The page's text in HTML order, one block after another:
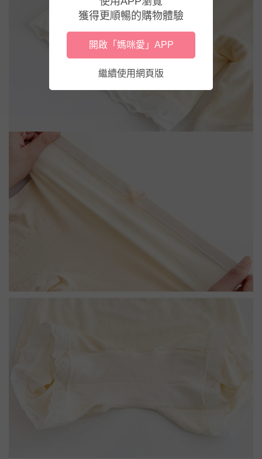
獲得更順暢的購物體驗
開啟「媽咪愛」APP
繼續使用網頁版